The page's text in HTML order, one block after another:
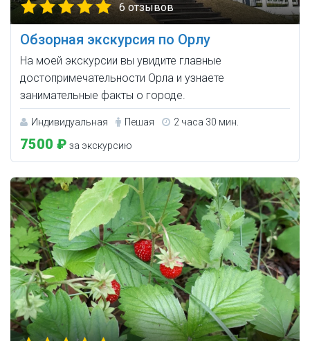
6 отзывов
Обзорная экскурсия по Орлу
На моей экскурсии вы увидите главные
достопримечательности Орла и узнаете
занимательные факты о городе.
Индивидуальная Пешая 2 часа 30 мин.
7500 ₽ за экскурсию